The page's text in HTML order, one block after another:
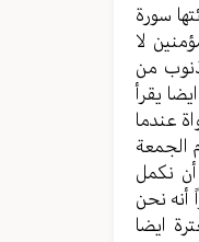
سورة
لا
من
يقرأ
عندما
الجمعة
أن نكمل
أنه نحن
ايضا